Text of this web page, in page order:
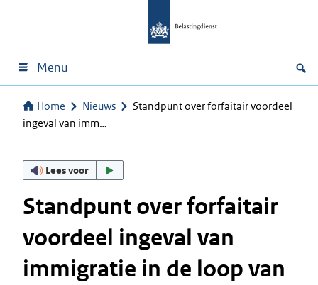
Menu
Home Nieuws
Standpunt over forfaitair voordeel
ingeval van imm…
Lees voor
Standpunt over forfaitair
voordeel ingeval van
immigratie in de loop van